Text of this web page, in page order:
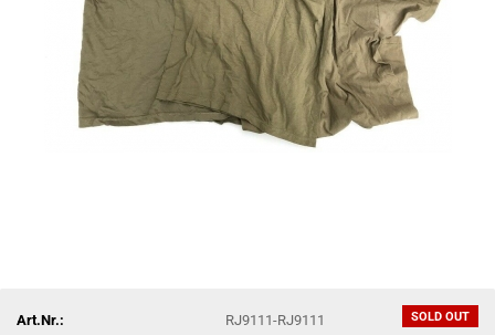
SOLD OUT
Art.Nr.:
RJ9111-RJ9111